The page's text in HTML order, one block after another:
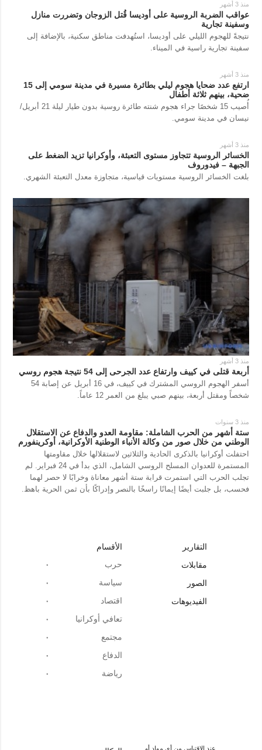
منذ 3 أشهر
عواقب الضربة الروسية على أوديسا قُتل الزوجان وتضررت منازل
وسفينة تجارية
نتيجةً للهجوم الليلي على أوديسا، استُهدفت مناطق سكنية، بالإضافة إلى
سفينة تجارية راسية في الميناء.
منذ 3 أشهر
ارتفع عدد ضحايا هجوم ليلي بطائرة مسيرة في مدينة سومي إلى 15
ضحية، بينهم ثلاثة أطفال
أُصيب 15 شخصًا جراء هجوم شنته طائرة روسية بدون طيار ليلة 21 أبريل/
نيسان في مدينة سومي.
منذ 3 أشهر
الخسائر الروسية تتجاوز مستوى التعبئة، وأوكرانيا تزيد الضغط على
الجبهة – فيدوروف
بلغت الخسائر الروسية مستويات قياسية، متجاوزة معدل التعبئة الشهري.
منذ 3 أشهر
أربعة قتلى في كييف وارتفاع عدد الجرحى إلى 54 نتيجة هجوم روسي
أسفر الهجوم الروسي المشترك في كييف، في 16 أبريل عن إصابة 54
شخصاً ومقتل أربعة، بينهم صبي يبلغ من العمر 12 عاماً.
منذ 3 سنوات
ستة أشهر من الحرب الشاملة: مقاومة العدو والدفاع عن الاستقلال
الوطني من خلال صور من وكالة الأنباء الوطنية الأوكرانية، أوكرينفورم
احتفلت أوكرانيا بالذكرى الحادية والثلاثين لاستقلالها خلال مقاومتها
المستمرة للعدوان المسلح الروسي الشامل، الذي بدأ في 24 فبراير. لم
تجلب الحرب التي استمرت قرابة ستة أشهر معاناة وخرابًا لا حصر لهما
فحسب، بل جلبت أيضًا إيمانًا راسخًا بالنصر وإدراكًا بأن ثمن الحرية باهظ.
الأقسام
حرب
سياسة
اقتصاد
تعافي أوكرانيا
مجتمع
الدفاع
رياضة
التقارير
مقابلات
الصور
الفيديوهات
عند الاقتباس من أي مواد أو